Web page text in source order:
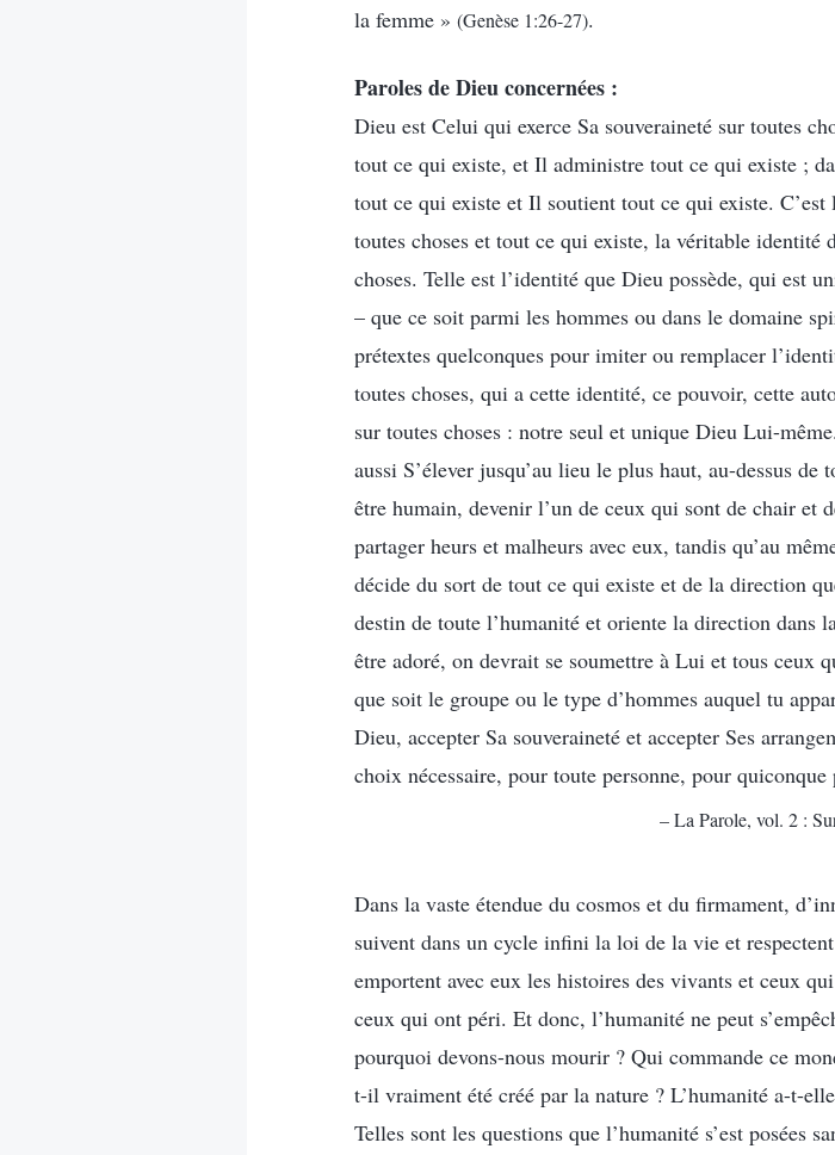
la femme » (Genèse 1:26-27).
Paroles de Dieu concernées :
Dieu est Celui qui exerce Sa souveraineté sur toutes
tout ce qui existe, et Il administre tout ce qui existe ;
tout ce qui existe et Il soutient tout ce qui existe.
toutes choses et tout ce qui existe, la véritable identité
choses. Telle est l’identité que Dieu possède, qui est
– que ce soit parmi les hommes ou dans le domaine
prétextes quelconques pour imiter ou remplacer
toutes choses, qui a cette identité, ce pouvoir, cette
sur toutes choses : notre seul et unique Dieu Lui-
aussi S’élever jusqu’au lieu le plus haut, au-dessus
être humain, devenir l’un de ceux qui sont de chair et
partager heurs et malheurs avec eux, tandis qu’au
décide du sort de tout ce qui existe et de la direction
destin de toute l’humanité et oriente la direction
être adoré, on devrait se soumettre à Lui et tous
que soit le groupe ou le type d’hommes auquel tu
Dieu, accepter Sa souveraineté et accepter Ses
choix nécessaire, pour toute personne, pour quiconque
– La Parole, vol. 2 :
Dans la vaste étendue du cosmos et du firmament,
suivent dans un cycle infini la loi de la vie et
emportent avec eux les histoires des vivants et ceux
ceux qui ont péri. Et donc, l’humanité ne peut
pourquoi devons-nous mourir ? Qui commande ce
t-il vraiment été créé par la nature ? L’humanité a-t-
Telles sont les questions que l’humanité s’est posées